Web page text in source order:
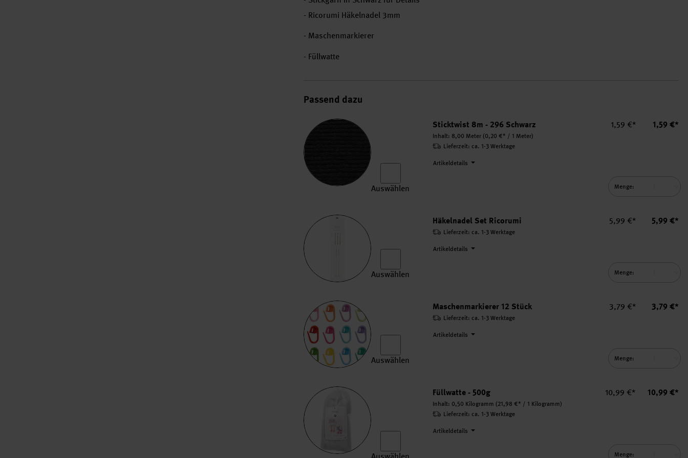
- Ricorumi Häkelnadel 3mm
- Maschenmarkierer
- Füllwatte
Passend dazu
Auswählen
Sticktwist 8m - 296 Schwarz
Inhalt: 8,00 Meter (0,20 €* / 1 Meter)
Einzelpreis
1,59 €* Summe
1,59 €*
Lieferzeit: ca. 1-3 Werktage
Artikeldetails
Menge:
Auswählen
Häkelnadel Set Ricorumi Einzelpreis
5,99 €* Summe
5,99 €*
Lieferzeit: ca. 1-3 Werktage
Artikeldetails
Menge:
Auswählen
Maschenmarkierer 12 Stück Einzelpreis
3,79 €* Summe
3,79 €*
Lieferzeit: ca. 1-3 Werktage
Artikeldetails
Menge:
Füllwatte - 500g
Inhalt: 0,50 Kilogramm (21,98 €* / 1 Kilogramm)
Einzelpreis
10,99 €* Summe
10,99 €*
Lieferzeit: ca. 1-3 Werktage
Artikeldetails
Menge: